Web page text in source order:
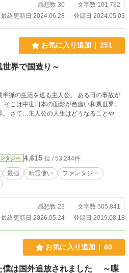
感想数 30
文字数 101,782
最終更新日 2024.06.28
登録日 2024.05.03
お気に入り追加 251
界で国造り～
を送る主人公。 ある日の事故が
。 さて…主人公の人生はどうなることや
タジー 4,615 位 / 53,244件
最強 精霊使い
ファンタジー
感想数 23
文字数 505,841
最終更新日 2026.05.24
登録日 2019.08.18
お気に入り追加 60
僕は国外追放されました ～喋